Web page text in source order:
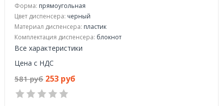
Форма: прямоугольная
Цвет диспенсера: черный
Материал диспенсера: пластик
Комплектация диспенсера: блокнот
Все характеристики
Цена с НДС
581 руб 253 руб